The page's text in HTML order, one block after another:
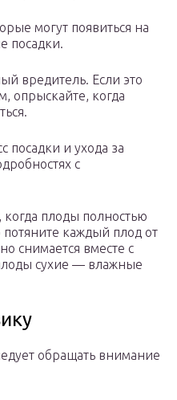
могут появиться на
посадки.
вредитель. Если это
опрыскайте, когда
посадки и ухода за
с
плоды полностью
каждый плод от
снимается вместе с
сухие — влажные
обращать внимание